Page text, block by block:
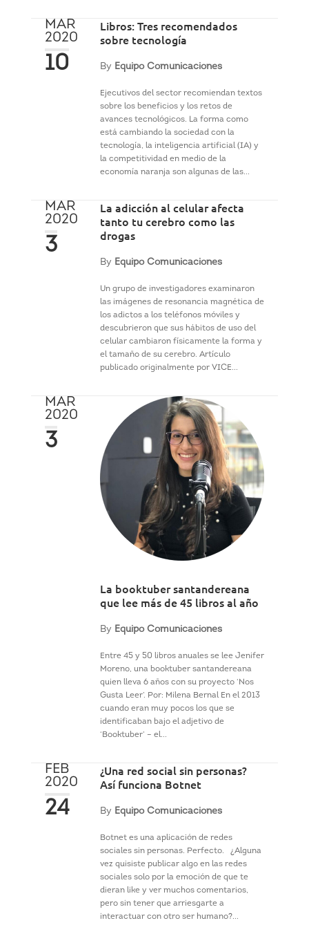
MAR
2020
10
Libros: Tres recomendados
sobre tecnología
By Equipo Comunicaciones
Ejecutivos del sector recomiendan textos
sobre los beneficios y los retos de
avances tecnológicos. La forma como
está cambiando la sociedad con la
tecnología, la inteligencia artificial (IA) y
la competitividad en medio de la
economía naranja son algunas de las...
MAR
2020
3
La adicción al celular afecta
tanto tu cerebro como las
drogas
By Equipo Comunicaciones
Un grupo de investigadores examinaron
las imágenes de resonancia magnética de
los adictos a los teléfonos móviles y
descubrieron que sus hábitos de uso del
celular cambiaron físicamente la forma y
el tamaño de su cerebro. Artículo
publicado originalmente por VICE...
MAR
2020
3
La booktuber santandereana
que lee más de 45 libros al año
By Equipo Comunicaciones
Entre 45 y 50 libros anuales se lee Jenifer
Moreno, una booktuber santandereana
quien lleva 6 años con su proyecto ‘Nos
Gusta Leer’. Por: Milena Bernal En el 2013
cuando eran muy pocos los que se
identificaban bajo el adjetivo de
‘Booktuber’ – el...
FEB
2020
24
¿Una red social sin personas?
Así funciona Botnet
By Equipo Comunicaciones
Botnet es una aplicación de redes
sociales sin personas. Perfecto. ¿Alguna
vez quisiste publicar algo en las redes
sociales solo por la emoción de que te
dieran like y ver muchos comentarios,
pero sin tener que arriesgarte a
interactuar con otro ser humano?...